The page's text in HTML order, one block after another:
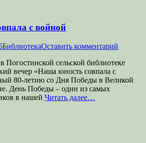
с войной
Автор
БиблиотекаОставить комментарий
Погостинской сельской библиотеке
вечер «Наша юность совпала с
80-летию со Дня Победы в Великой
День Победы – один из самых
в нашей Читать далее…